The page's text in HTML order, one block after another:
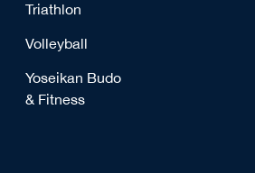
Triathlon
Volleyball
Yoseikan Budo
& Fitness